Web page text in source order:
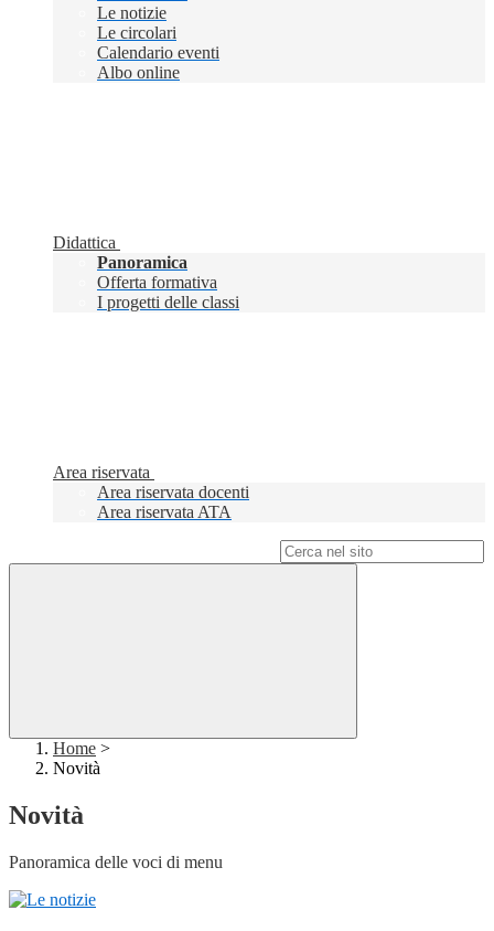
Le notizie
Le circolari
Calendario eventi
Albo online
Didattica
Panoramica
Offerta formativa
I progetti delle classi
Area riservata
Area riservata docenti
Area riservata ATA
Home >
Novità
Novità
Panoramica delle voci di menu